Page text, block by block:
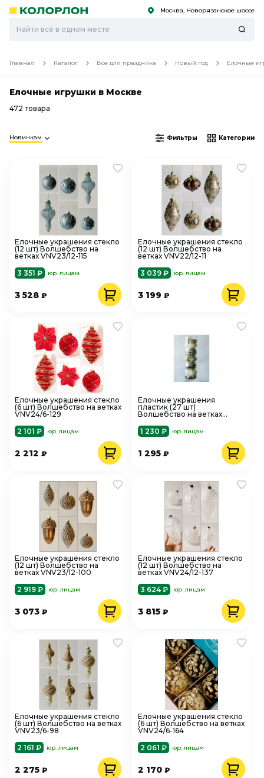
Скоро
Скоро Москва, Новорязанское шоссе
Главная Каталог Все для праздника Новый год Елочные
Елочные игрушки в Москве
472 товара
Новинкам Фильтры Категории
Елочные украшения стекло
(12 шт) Волшебство на
ветках VNV23/12-115
3 351 ₽
юр. лицам
3 528 ₽
Елочные украшения стекло
(12 шт) Волшебство на
ветках VNV22/12-11
3 039 ₽
юр. лицам
3 199₽
Елочные украшения стекло
(6 шт) Волшебство на ветках
VNV24/6-129
2 101 ₽
юр. лицам
2 212 ₽
Елочные украшения
пластик (27 шт)
Волшебство на ветках
1 230 ₽
юр. лицам
1 295₽
Елочные украшения стекло
(12 шт) Волшебство на
ветках VNV23/12-100
2 919 ₽
юр. лицам
3 073 ₽
Елочные украшения стекло
(12 шт) Волшебство на
ветках VNV24/12-137
3 624 ₽
юр. лицам
3 815₽
Елочные украшения стекло
(6 шт) Волшебство на ветках
VNV23/6-98
2 161 ₽
юр. лицам
2 275 ₽
Елочные украшения стекло
(6 шт) Волшебство на ветках
VNV24/6-164
2 061 ₽
юр. лицам
2 170₽